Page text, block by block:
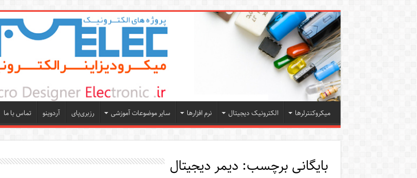
میکروکنترلرها الکترونیک دیجیتال نرم افزارها سایر موضوعات آموزشی رزبری‌پای آردوینو تماس با ما
بایگانی برچسب: دیمر دیجیتال